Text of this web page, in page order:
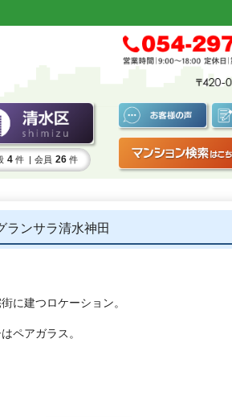
4 件 | 会員 26 件
ランサラ清水神田
に建つロケーション。
ペアガラス。